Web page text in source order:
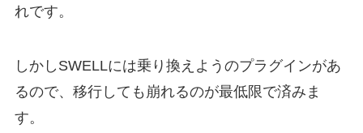
れです。
しかしSWELLには乗り換えようのプラグインがあ
るので、移行しても崩れるのが最低限で済みま
す。